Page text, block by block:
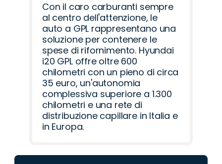
Con il caro carburanti sempre
al centro dell'attenzione, le
auto a GPL rappresentano una
soluzione per contenere le
spese di rifornimento. Hyundai
i20 GPL offre oltre 600
chilometri con un pieno di circa
35 euro, un'autonomia
complessiva superiore a 1.300
chilometri e una rete di
distribuzione capillare in Italia e
in Europa.